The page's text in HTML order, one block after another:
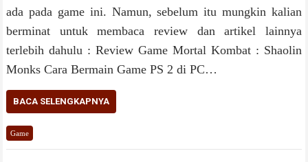
ada pada game ini. Namun, sebelum itu mungkin kalian
berminat untuk membaca review dan artikel lainnya
terlebih dahulu : Review Game Mortal Kombat : Shaolin
Monks Cara Bermain Game PS 2 di PC…
BACA SELENGKAPNYA
Game